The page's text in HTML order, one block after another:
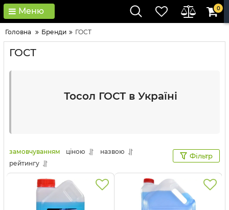
Меню 0
Головна Бренди ГОСТ
ГОСТ
Тосол ГОСТ в Україні
замовчуванням ціною
назвою
рейтингу
Фільтр